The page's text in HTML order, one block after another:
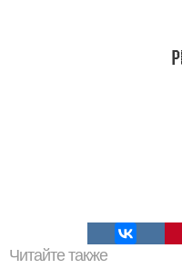
Читайте также